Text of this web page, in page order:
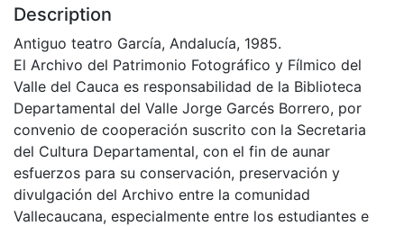
Description
Antiguo teatro García, Andalucía, 1985.
El Archivo del Patrimonio Fotográfico y Fílmico del
Valle del Cauca es responsabilidad de la Biblioteca
Departamental del Valle Jorge Garcés Borrero, por
convenio de cooperación suscrito con la Secretaria
del Cultura Departamental, con el fin de aunar
esfuerzos para su conservación, preservación y
divulgación del Archivo entre la comunidad
Vallecaucana, especialmente entre los estudiantes e